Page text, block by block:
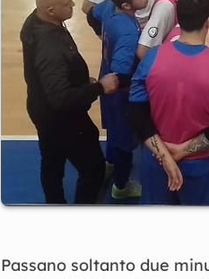
Passano soltanto due